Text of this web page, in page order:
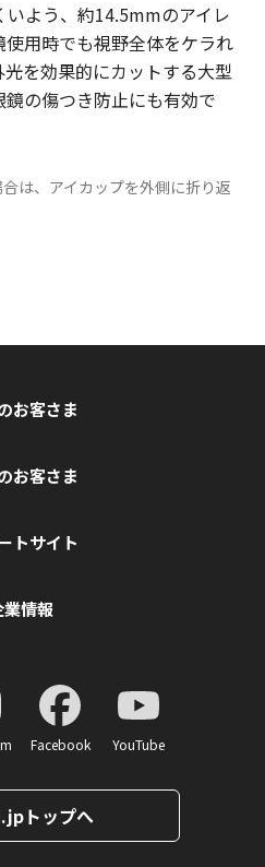
よう、約14.5mmのアイレ
用時でも視野全体をケラれ
を効果的にカットする大型
の傷つき防止にも有効で
は、アイカップを外側に折り返
お客さま
お客さま
トサイト
業情報
Facebook YouTube
トップへ